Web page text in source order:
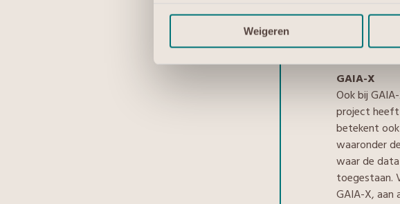
Weigeren
calamiteit.
op een
en met
GAIA-X
Ook bij
project heeft
betekent
waaronder
waar de
toegestaan.
GAIA-X, aan